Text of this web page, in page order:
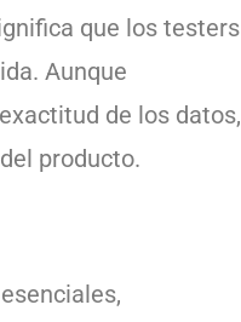
que los testers
Aunque
de los datos,
producto.